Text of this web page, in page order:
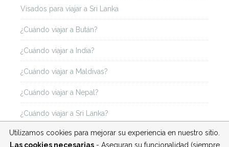
Visados para viajar a Sri Lanka
¿Cuándo viajar a Bután?
¿Cuándo viajar a India?
¿Cuándo viajar a Maldivas?
¿Cuándo viajar a Nepal?
¿Cuándo viajar a Sri Lanka?
Utilizamos cookies para mejorar su experiencia en nuestro sitio.
Las cookies necesarias- Aseguran su funcionalidad (siempre